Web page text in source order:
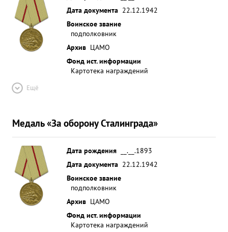
Дата документа 22.12.1942
Воинское звание
подполковник
Архив ЦАМО
Фонд ист. информации
Картотека награждений
Ещё
Медаль «За оборону Сталинграда»
Дата рождения
__.__.1893
Дата документа 22.12.1942
Воинское звание
подполковник
Архив ЦАМО
Фонд ист. информации
Картотека награждений